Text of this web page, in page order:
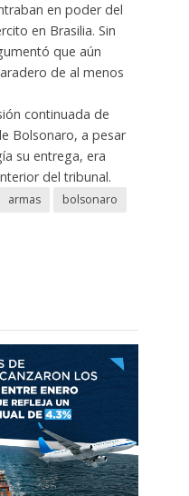
en poder del
en Brasilia. Sin
que aún
de al menos
continuada de
Bolsonaro, a pesar
su entrega, era
del tribunal.
armas
bolsonaro